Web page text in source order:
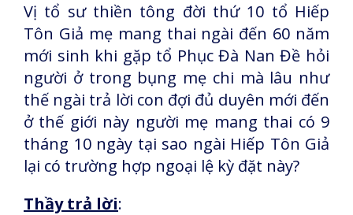
Vị tổ sư thiền tông đời thứ 10 tổ Hiếp
Tôn Giả mẹ mang thai ngài đến 60 năm
mới sinh khi gặp tổ Phục Đà Nan Đề hỏi
người ở trong bụng mẹ chi mà lâu như
thế ngài trả lời con đợi đủ duyên mới đến
ở thế giới này người mẹ mang thai có 9
tháng 10 ngày tại sao ngài Hiếp Tôn Giả
lại có trường hợp ngoại lệ kỳ đặt này?
Thầy trả lời: